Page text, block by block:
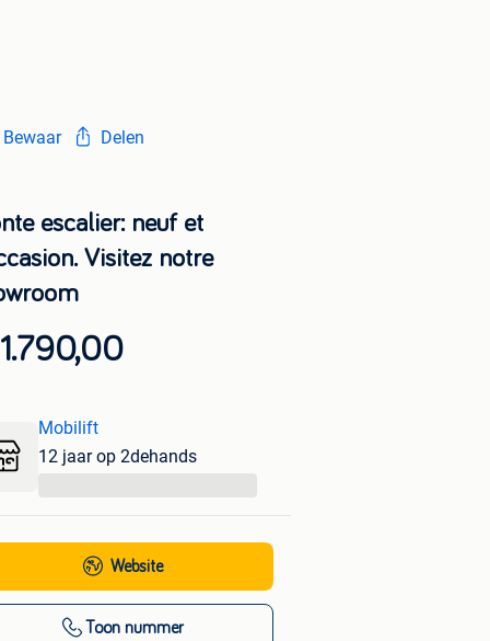
Bewaar Delen
escalier: neuf et
Visitez notre
Mobilift
12 jaar op 2dehands
Website
Toon nummer